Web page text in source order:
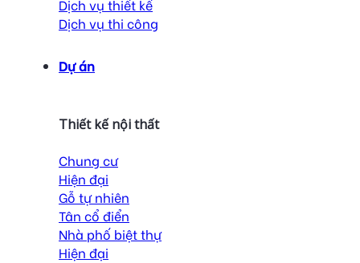
Dịch vụ thiết kế
Dịch vụ thi công
Dự án
Thiết kế nội thất
Chung cư
Hiện đại
Gỗ tự nhiên
Tân cổ điển
Nhà phố biệt thự
Hiện đại